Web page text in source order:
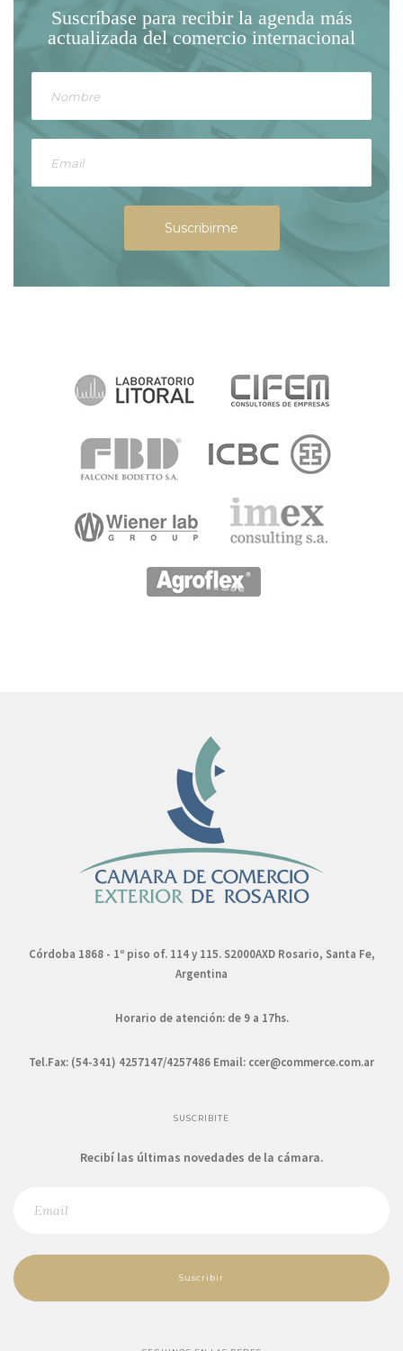
Suscríbase para recibir la agendamás
actualizada del comercio internacional
Suscribirme
Córdoba 1868 - 1º piso of. 114 y 115. S2000AXD Rosario, Santa Fe,
Argentina
Horario de atención: de 9 a 17hs.
Tel.Fax: (54-341) 4257147/4257486 Email: ccer@commerce.com.ar
SUSCRIBITE
Recibí las últimas novedades de la cámara.
Suscribir